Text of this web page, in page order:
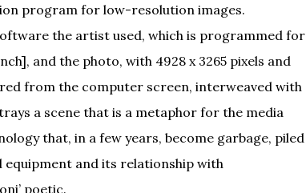
program for low-resolution images.
the artist used, which is programmed for
and the photo, with 4928 x 3265 pixels and
from the computer screen, interweaved with
a scene that is a metaphor for the media
that, in a few years, become garbage, piled
and its relationship with
poetic.